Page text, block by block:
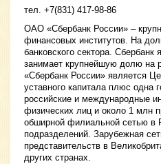
тел. +7(831) 417-98-86
ОАО «Сбербанк России» –
финансовых институтов. На
банковского сектора.
занимает крупнейшую долю на
«Сбербанк России» является
уставного капитала плюс одна
российские и международные
физических лиц и около 1 млн
обширной филиальной сетью в
подразделений. Зарубежная
представительств в
других странах.